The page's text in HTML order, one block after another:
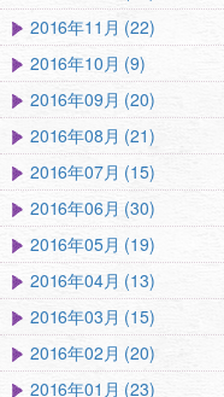
2016年11月 (22)
2016年10月 (9)
2016年09月 (20)
2016年08月 (21)
2016年07月 (15)
2016年06月 (30)
2016年05月 (19)
2016年04月 (13)
2016年03月 (15)
2016年02月 (20)
2016年01月 (23)